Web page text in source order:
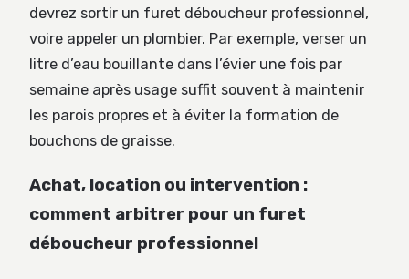
devrez sortir un furet déboucheur professionnel,
voire appeler un plombier. Par exemple, verser un
litre d’eau bouillante dans l’évier une fois par
semaine après usage suffit souvent à maintenir
les parois propres et à éviter la formation de
bouchons de graisse.
Achat, location ou intervention :
comment arbitrer pour un furet
déboucheur professionnel